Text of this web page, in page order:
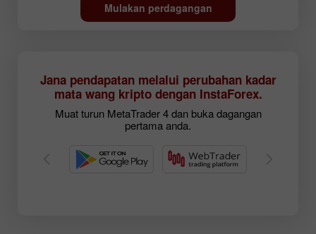
Mulakan perdagangan
Jana pendapatan melalui perubahan kadar
mata wang kripto dengan InstaForex.
Muat turun MetaTrader 4 dan buka dagangan
pertama anda.